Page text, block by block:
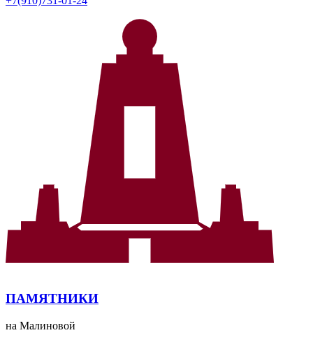
ПАМЯТНИКИ
на Малиновой